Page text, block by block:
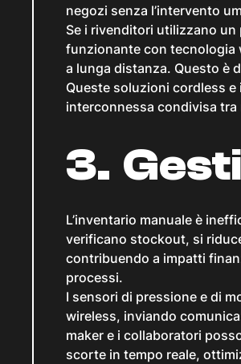
negozi senza l’intervento
Se i rivenditori utilizzano
funzionante con tecnologia
a lunga distanza. Questo è
Queste soluzioni cordless
interconnessa condivisa tra
3.
L’inventario manuale è
verificano stockout, si
contribuendo a impatti
processi.
I sensori di pressione e di
wireless, inviando
maker e i collaboratori
scorte in tempo reale,